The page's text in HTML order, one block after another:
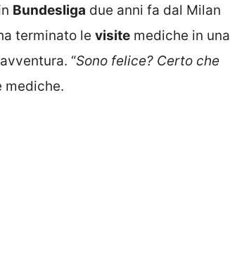
Bundesliga due anni fa dal Milan
terminato le visite mediche in una
“Sono felice? Certo che
mediche.